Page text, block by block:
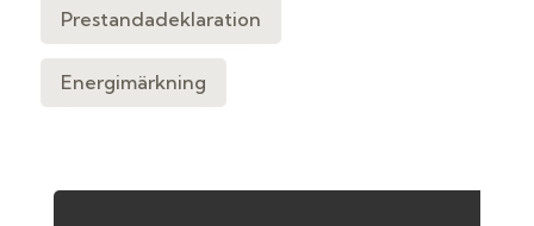
Prestandadeklaration
Energimärkning